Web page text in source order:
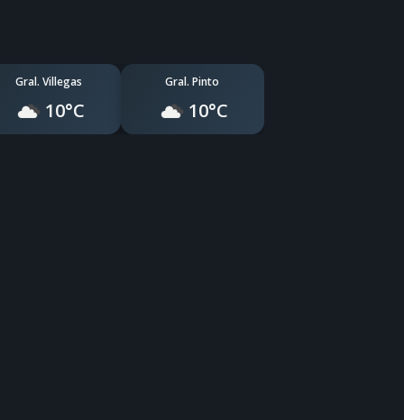
Gral. Villegas
10°C
Gral. Pinto
10°C